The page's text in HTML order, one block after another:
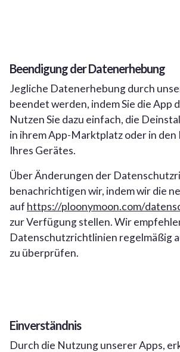
Beendigung der Datenerhebung
Jegliche Datenerhebung durch
beendet werden, indem Sie die App
Nutzen Sie dazu einfach, die
in ihrem App-Marktplatz oder in den
Ihres Gerätes.
Über Änderungen der
benachrichtigen wir, indem wir die
auf https://ploonymoon.com/
zur Verfügung stellen. Wir
Datenschutzrichtlinien regelmäßig
zu überprüfen.
Einverständnis
Durch die Nutzung unserer Apps,